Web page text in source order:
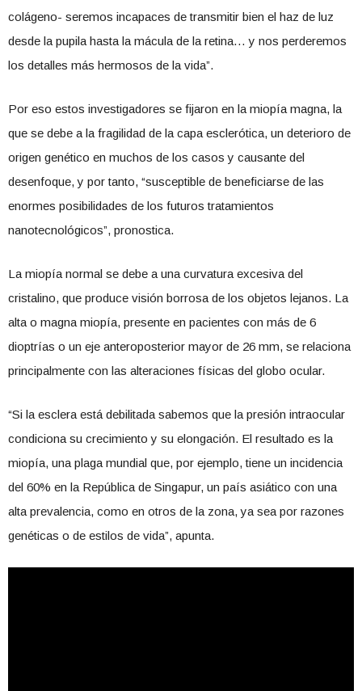
colágeno- seremos incapaces de transmitir bien el haz de luz
desde la pupila hasta la mácula de la retina… y nos perderemos
los detalles más hermosos de la vida”.
Por eso estos investigadores se fijaron en la miopía magna, la
que se debe a la fragilidad de la capa esclerótica, un deterioro de
origen genético en muchos de los casos y causante del
desenfoque, y por tanto, “susceptible de beneficiarse de las
enormes posibilidades de los futuros tratamientos
nanotecnológicos”, pronostica.
La miopía normal se debe a una curvatura excesiva del
cristalino, que produce visión borrosa de los objetos lejanos. La
alta o magna miopía, presente en pacientes con más de 6
dioptrías o un eje anteroposterior mayor de 26 mm, se relaciona
principalmente con las alteraciones físicas del globo ocular.
“Si la esclera está debilitada sabemos que la presión intraocular
condiciona su crecimiento y su elongación. El resultado es la
miopía, una plaga mundial que, por ejemplo, tiene un incidencia
del 60% en la República de Singapur, un país asiático con una
alta prevalencia, como en otros de la zona, ya sea por razones
genéticas o de estilos de vida”, apunta.